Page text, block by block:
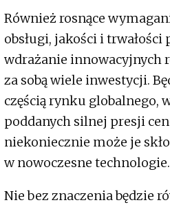
Również rosnące
obsługi, jakości i
wdrażanie innowacyjnych
za sobą wiele inwestycji.
częścią rynku globalnego,
poddanych silnej presji
niekoniecznie może je
w nowoczesne technologie.
Nie bez znaczenia będzie